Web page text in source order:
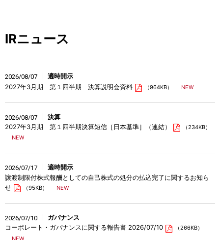
IRニュース
2026/08/07
適時開示
2027年3月期 第１四半期 決算説明会資料
（964KB）
2026/08/07
決算
2027年3月期 第１四半期決算短信［日本基準］（連結）
（234KB）
2026/07/17
適時開示
譲渡制限付株式報酬としての自己株式の処分の払込完了に関するお知ら
せ
（95KB）
2026/07/10
ガバナンス
コーポレート・ガバナンスに関する報告書 2026/07/10
（266KB）